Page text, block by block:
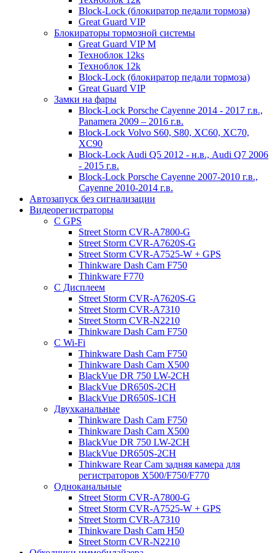
Block-Lock (блокиратор педали тормоза)
Great Guard VIP
Блокираторы тормозной системы
Great Guard VIP M
Техноблок 12ks
Техноблок 12k
Block-Lock (блокиратор педали тормоза)
Great Guard VIP
Замки на фары
Block-Lock Porsche Cayenne 2014 - 2017 г.в.,
Panamera 2009 – 2016 г.в.
Block-Lock Volvo S60, S80, XC60, XC70,
XC90
Block-Lock Audi Q5 2012 - н.в., Audi Q7 2006
- 2015 г.в.
Block-Lock Porsche Cayenne 2007-2010 г.в.,
Cayenne 2010-2014 г.в.
Автозапуск без сигнализации
Видеорегистраторы
С GPS
Street Storm CVR-A7800-G
Street Storm CVR-A7620S-G
Street Storm CVR-A7525-W + GPS
Thinkware Dash Cam F750
Thinkware F770
С Дисплеем
Street Storm CVR-A7620S-G
Street Storm CVR-A7310
Street Storm CVR-N2210
Thinkware Dash Cam F750
С Wi-Fi
Thinkware Dash Cam F750
Thinkware Dash Cam X500
BlackVue DR 750 LW-2CH
BlackVue DR650S-2CH
BlackVue DR650S-1CH
Двухканальные
Thinkware Dash Cam F750
Thinkware Dash Cam X500
BlackVue DR 750 LW-2CH
BlackVue DR650S-2CH
Thinkware Rear Cam задняя камера для
регистраторов X500/F750/F770
Одноканальные
Street Storm CVR-A7800-G
Street Storm CVR-A7525-W + GPS
Street Storm CVR-A7310
Thinkware Dash Cam H50
Street Storm CVR-N2210